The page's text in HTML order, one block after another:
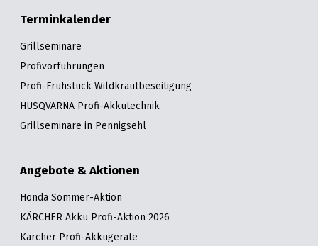
Terminkalender
Grillseminare
Profivorführungen
Profi-Frühstück Wildkrautbeseitigung
HUSQVARNA Profi-Akkutechnik
Grillseminare in Pennigsehl
Angebote & Aktionen
Honda Sommer-Aktion
KÄRCHER Akku Profi-Aktion 2026
Kärcher Profi-Akkugeräte